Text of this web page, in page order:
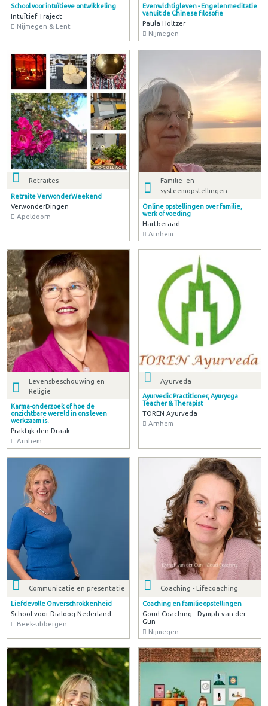
School voor intuïtieve ontwikkeling
Intuïtief Traject
Nijmegen & Lent
Evenwichtigleven - Engelenmeditatie
vanuit de Chinese filosofie
Paula Holtzer
Nijmegen
Retraites
Retraite VerwonderWeekend
VerwonderDingen
Apeldoorn
Familie- en
systeemopstellingen
Online opstellingen over familie,
werk of voeding
Hartberaad
Arnhem
Levensbeschouwing en
Religie
Karma-onderzoek of hoe de
onzichtbare wereld in ons leven
werkzaam is.
Praktijk den Draak
Arnhem
Ayurveda
Ayurvedic Practitioner, Ayuryoga
Teacher & Therapist
TOREN Ayurveda
Arnhem
Communicatie en presentatie
Liefdevolle Onverschrokkenheid
School voor Dialoog Nederland
Beek-ubbergen
Coaching - Lifecoaching
Coaching en familieopstellingen
Goud Coaching - Dymph van der
Gun
Nijmegen